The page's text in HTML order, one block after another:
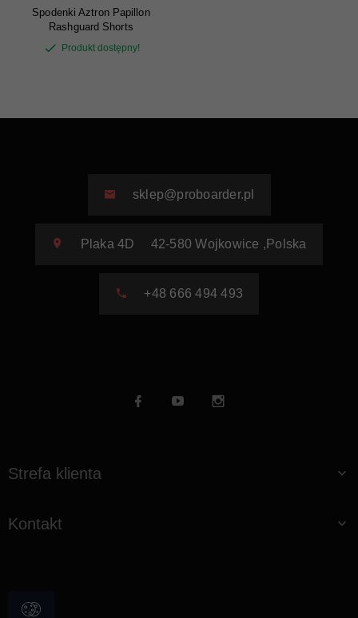
Spodenki Aztron Papillon
Rashguard Shorts
Produkt dostępny!
sklep@proboarder.pl
Plaka 4D 42-580 Wojkowice , Polska
+48 666 494 493
Strefa klienta
Kontakt